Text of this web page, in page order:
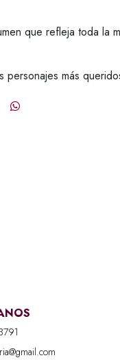
que refleja toda la
más